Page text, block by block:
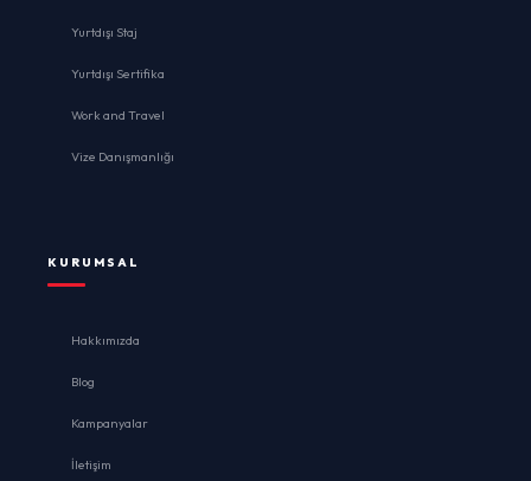
Yurtdışı Staj
Yurtdışı Sertifika
Work and Travel
Vize Danışmanlığı
KURUMSAL
Hakkımızda
Blog
Kampanyalar
İletişim